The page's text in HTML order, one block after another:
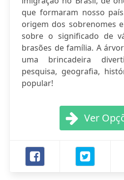
que formaram nosso
origem dos sobrenomes
sobre o significado de
brasões de família. A
uma brincadeira
pesquisa, geografia,
popular!
Ver